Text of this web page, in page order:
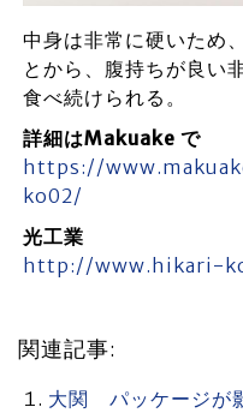
中身は非常に硬いため
とから、腹持ちが良い
食べ続けられる。
詳細はMakuake で
https://
ko02/
光工業
http://www.hikari-
関連記事:
大関 パッケージが